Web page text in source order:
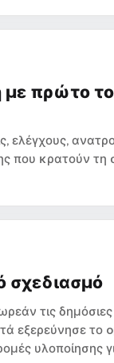
με πρώτο
ελέγχους,
που κρατούν τη
σχεδιασμό
τις δημόσιες
εξερεύνησε το
υλοποίησης